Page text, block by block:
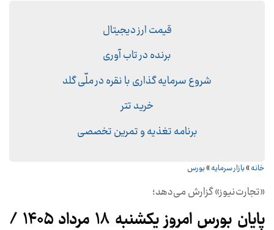
قیمت ارز دیجیتال
برنده در تاب آوری
شروع سرمایه گذاری با نقره در ملّی گلد
خرید تتر
برنامه تغذیه و تمرین تخصصی